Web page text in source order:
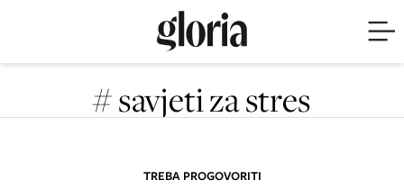
# savjeti za stres
TREBA PROGOVORITI